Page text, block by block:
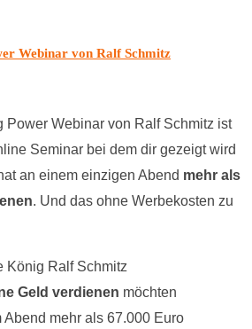
Webinar von Ralf Schmitz
Power Webinar von Ralf Schmitz ist
Seminar bei dem dir gezeigt wird
an einem einzigen Abend mehr als
. Und das ohne Werbekosten zu
König Ralf Schmitz
Geld verdienen möchten
mehr als 67.000 Euro